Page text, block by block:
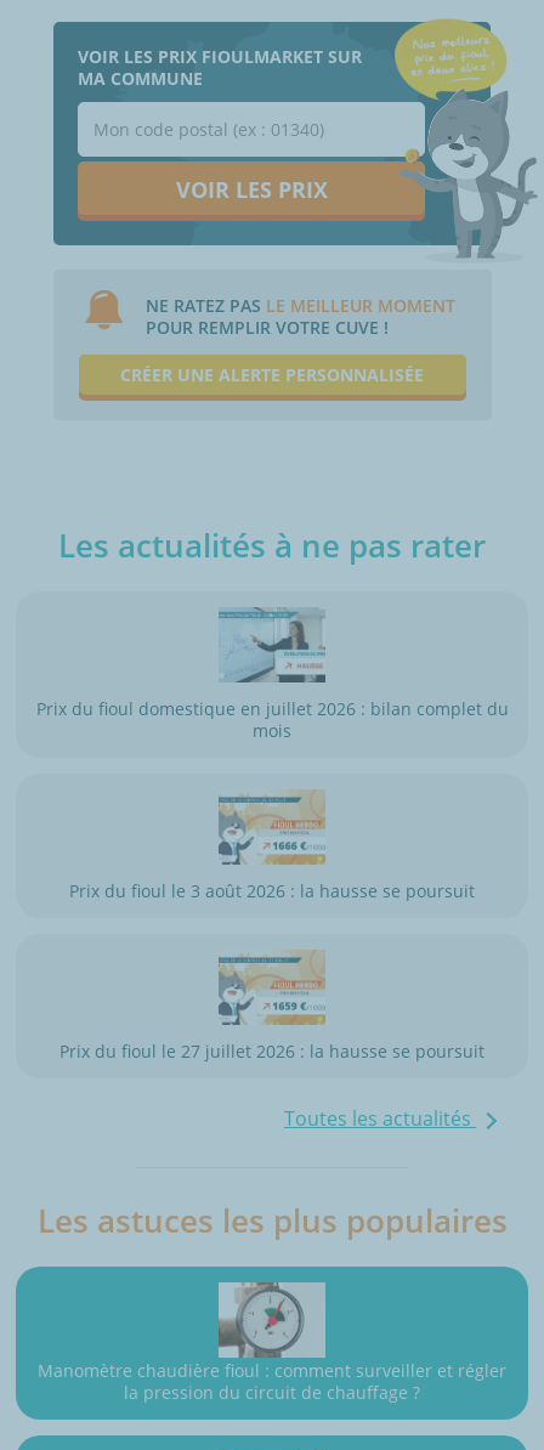
VOIR LES PRIX FIOULMARKET SUR
MA COMMUNE
VOIR LES PRIX
NE RATEZ PAS LE MEILLEUR MOMENT
POUR REMPLIR VOTRE CUVE !
CRÉER UNE ALERTE PERSONNALISÉE
Les actualités à ne pas rater
Prix du fioul domestique en juillet 2026 : bilan complet du
mois
Prix du fioul le 3 août 2026 : la hausse se poursuit
Prix du fioul le 27 juillet 2026 : la hausse se poursuit
Toutes les actualités
Les astuces les plus populaires
Manomètre chaudière fioul : comment surveiller et régler
la pression du circuit de chauffage ?